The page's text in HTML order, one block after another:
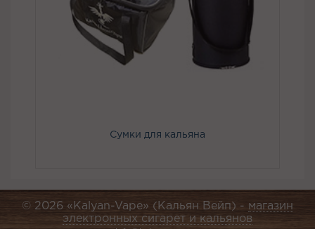
Сумки для кальяна
© 2026 «Kalyan-Vape» (Кальян Вейп) - магазин
электронных сигарет и кальянов